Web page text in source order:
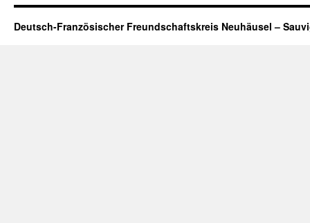
Deutsch-Französischer Freundschaftskreis Neuhäusel –